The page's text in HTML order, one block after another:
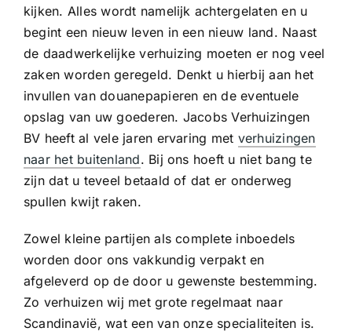
kijken. Alles wordt namelijk achtergelaten en u
begint een nieuw leven in een nieuw land. Naast
de daadwerkelijke verhuizing moeten er nog veel
zaken worden geregeld. Denkt u hierbij aan het
invullen van douanepapieren en de eventuele
opslag van uw goederen. Jacobs Verhuizingen
BV heeft al vele jaren ervaring met verhuizingen
naar het buitenland. Bij ons hoeft u niet bang te
zijn dat u teveel betaald of dat er onderweg
spullen kwijt raken.
Zowel kleine partijen als complete inboedels
worden door ons vakkundig verpakt en
afgeleverd op de door u gewenste bestemming.
Zo verhuizen wij met grote regelmaat naar
Scandinavië, wat een van onze specialiteiten is.